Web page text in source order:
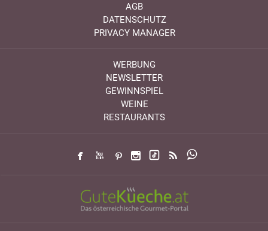
AGB
DATENSCHUTZ
PRIVACY MANAGER
WERBUNG
NEWSLETTER
GEWINNSPIEL
WEINE
RESTAURANTS